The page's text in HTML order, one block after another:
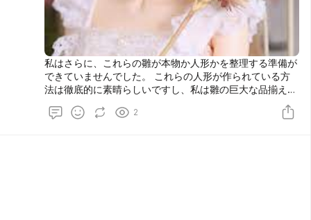
私はさらに、これらの雛が本物か人形かを整理する準備が
できていませんでした。 これらの人形が作られている方
法は徹底的に素晴らしいですし、私は雛の巨大な品揃えを
見て本当にうれしかったです。 これらのテーマに沿った
かをチェックの異なるセグメントのページといった非常に
2